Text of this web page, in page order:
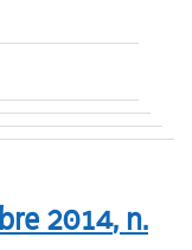
2014, n.